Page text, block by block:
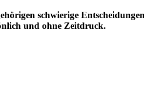
schwierige
und ohne Zeitdruck.